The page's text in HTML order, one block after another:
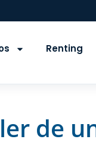
Renting
de